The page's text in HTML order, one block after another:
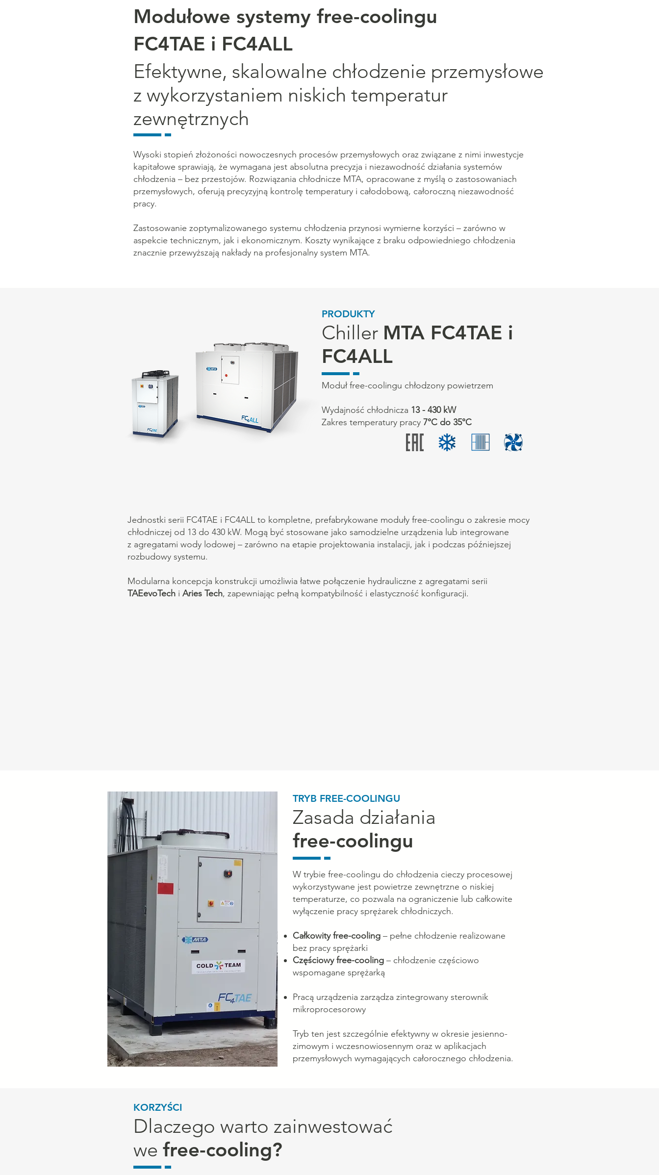
Modułowe systemy free-coolingu
FC4TAE i FC4ALL
Efektywne, skalowalne chłodzenie przemysłowe
z wykorzystaniem niskich temperatur
zewnętrznych
Wysoki stopień złożoności nowoczesnych procesów przemysłowych oraz związane z nimi inwestycje
kapitałowe sprawiają, że wymagana jest absolutna precyzja i niezawodność działania systemów
chłodzenia – bez przestojów. Rozwiązania chłodnicze MTA, opracowane z myślą o zastosowaniach
przemysłowych, oferują precyzyjną kontrolę temperatury i całodobową, całoroczną niezawodność
pracy.
Zastosowanie zoptymalizowanego systemu chłodzenia przynosi wymierne korzyści – zarówno w
aspekcie technicznym, jak i ekonomicznym. Koszty wynikające z braku odpowiedniego chłodzenia
znacznie przewyższają nakłady na profesjonalny system MTA.
PRODUKTY
Chiller MTA FC4TAE i
FC4ALL
Moduł free-coolingu chłodzony powietrzem
Wydajność chłodnicza 13 - 430 kW
Zakres temperatury pracy 7°C do 35°C
Jednostki serii FC4TAE i FC4ALL to kompletne, prefabrykowane moduły free-coolingu o zakresie mocy
chłodniczej od 13 do 430 kW. Mogą być stosowane jako samodzielne urządzenia lub integrowane
z agregatami wody lodowej – zarówno na etapie projektowania instalacji, jak i podczas późniejszej
rozbudowy systemu.
Modularna koncepcja konstrukcji umożliwia łatwe połączenie hydrauliczne z agregatami serii
TAEevoTech i Aries Tech, zapewniając pełną kompatybilność i elastyczność konfiguracji.
TRYB FREE-COOLINGU
Zasada działania
free-coolingu
W trybie free-coolingu do chłodzenia cieczy procesowej
wykorzystywane jest powietrze zewnętrzne o niskiej
temperaturze, co pozwala na ograniczenie lub całkowite
wyłączenie pracy sprężarek chłodniczych.
Całkowity free-cooling – pełne chłodzenie realizowane
bez pracy sprężarki
Częściowy free-cooling – chłodzenie częściowo
wspomagane sprężarką
Pracą urządzenia zarządza zintegrowany sterownik
mikroprocesorowy
Tryb ten jest szczególnie efektywny w okresie jesienno-
zimowym i wczesnowiosennym oraz w aplikacjach
przemysłowych wymagających całorocznego chłodzenia.
KORZYŚCI
Dlaczego warto zainwestować
we free-cooling?